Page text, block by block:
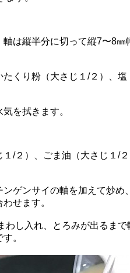
は縦半分に切って縦7〜8㎜
くり粉（大さじ１/２）、塩
を拭きます。
/２）、ごま油（大さじ１/２
ゲンサイの軸を加えて炒め
せます。
わし入れ、とろみが出るま
。